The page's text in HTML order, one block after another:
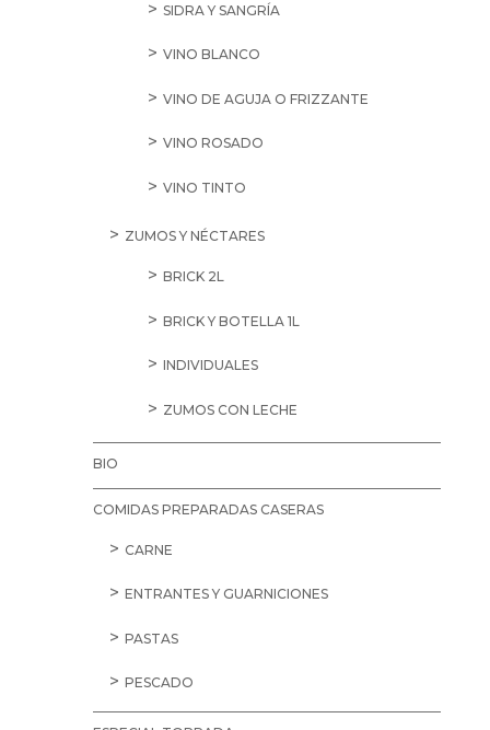
SIDRA Y SANGRÍA
VINO BLANCO
VINO DE AGUJA O FRIZZANTE
VINO ROSADO
VINO TINTO
ZUMOS Y NÉCTARES
BRICK 2L
BRICK Y BOTELLA 1L
INDIVIDUALES
ZUMOS CON LECHE
BIO
COMIDAS PREPARADAS CASERAS
CARNE
ENTRANTES Y GUARNICIONES
PASTAS
PESCADO